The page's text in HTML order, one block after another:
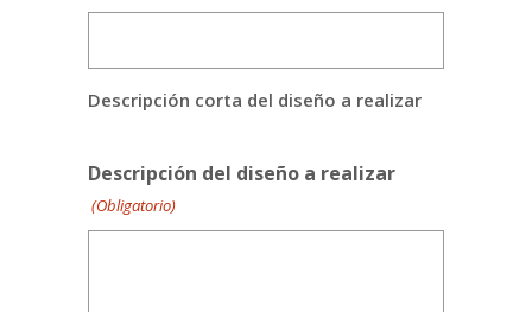
Descripción corta del diseño a realizar
Descripción del diseño a realizar
(Obligatorio)